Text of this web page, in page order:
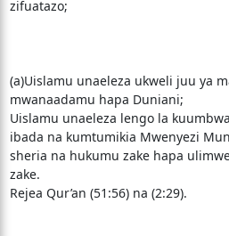
zifuatazo;
(a)Uislamu unaeleza ukweli juu ya
mwanaadamu hapa Duniani;
Uislamu unaeleza lengo la
ibada na kumtumikia Mwenyezi
sheria na hukumu zake hapa
zake.
Rejea Qur’an (51:56) na (2:29).